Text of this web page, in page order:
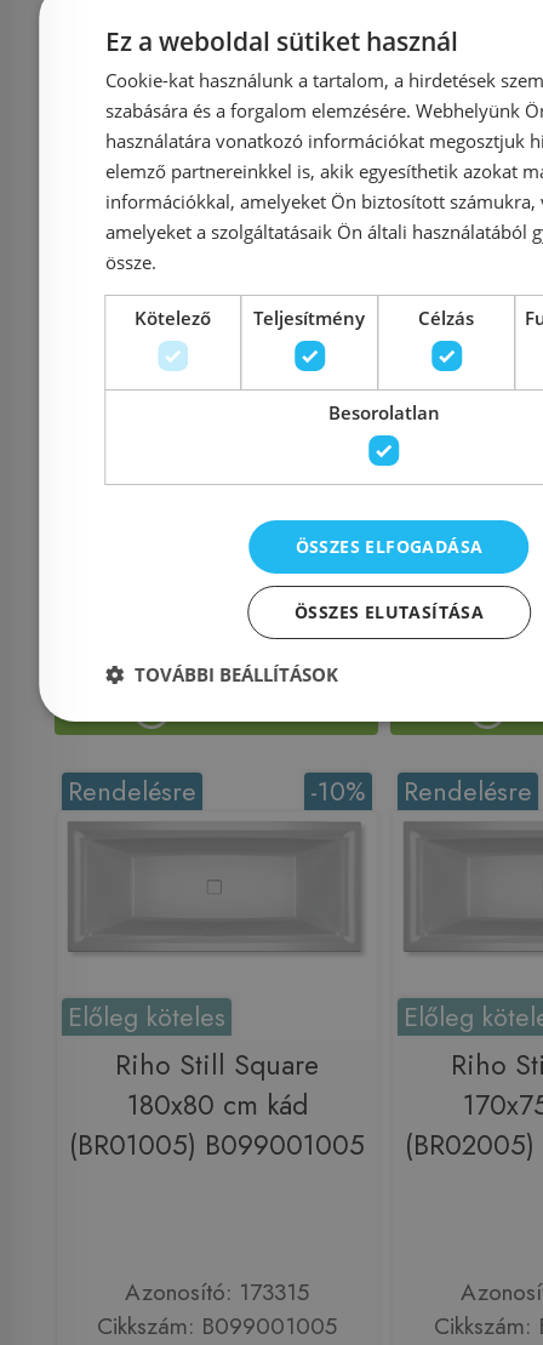
-10%
Rendelésre
Előleg köteles
Riho STILL SHOWER
PLUG & PLAY 180x80
cm kád, balos
B103010005
Azonosító: 182638
Cikkszám: B103010005
543 753 Ft
Rendelésre
Riho
PLUG &
cm
604 170 Ft
-10%
Rendelésre
Előleg köteles
Riho Still Square
180x80 cm kád
(BR01005) B099001005
Azonosító: 173315
Cikkszám: B099001005
Rendelésre
Előleg
Riho
Ez a weboldal sütiket használ
Cookie-kat használunk a tartalom, a hirdetések
szabására és a forgalom elemzésére. Webhelyünk
használatára vonatkozó információkat megosztjuk
elemző partnereinkkel is, akik egyesíthetik azokat
információkkal, amelyeket Ön biztosított számukra,
amelyeket a szolgáltatásaik Ön általi használatából
össze.
Kötelező Teljesítmény Célzás
Besorolatlan
ÖSSZES ELFOGADÁSA
ÖSSZES ELUTASÍTÁSA
TOVÁBBI BEÁLLÍTÁSOK